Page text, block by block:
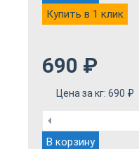
Купить в 1 клик
690 ₽
Цена за кг: 690 ₽
В корзину